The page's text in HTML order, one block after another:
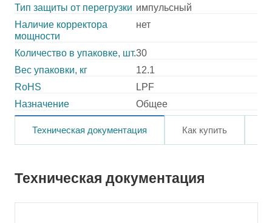
Тип защиты от перегрузки импульсный
Наличие корректора
мощности
нет
Количество в упаковке, шт.30
Вес упаковки, кг
12.1
RoHS
LPF
Назначение
Общее
Техническая документация Как купить
Техническая документация